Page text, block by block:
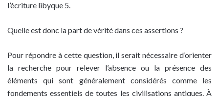
l’écriture libyque 5.
Quelle est donc la part de vérité dans ces assertions ?
Pour répondre à cette question, il serait nécessaire d’orienter
la recherche pour relever l’absence ou la présence des
éléments qui sont généralement considérés comme les
fondements essentiels de toutes les civilisations antiques. À